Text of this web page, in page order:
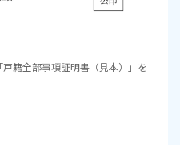
籍全部事項証明書（見本）」を